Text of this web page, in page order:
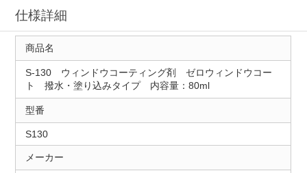
仕様詳細
商品名
S-130 ウィンドウコーティング剤 ゼロウィンドウコー
ト 撥水・塗り込みタイプ 内容量：80ml
型番
S130
メーカー